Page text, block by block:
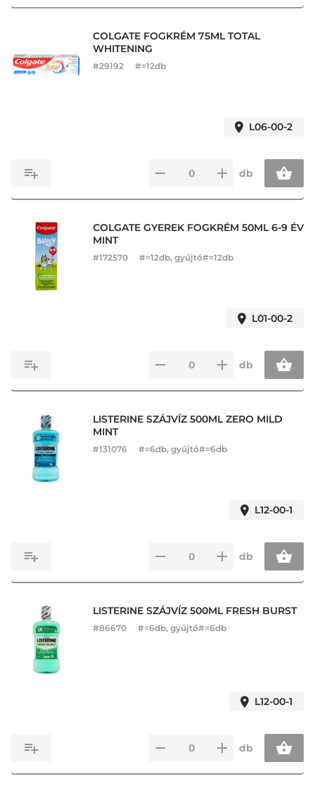
COLGATE FOGKRÉM 75ML TOTAL
WHITENING
#29192 #=12db
L06-00-2
db
COLGATE GYEREK FOGKRÉM 50ML 6-9 ÉV
MINT
#172570 #=12db, gyűjtő#=12db
L01-00-2
db
LISTERINE SZÁJVÍZ 500ML ZERO MILD
MINT
#131076 #=6db, gyűjtő#=6db
L12-00-1
db
LISTERINE SZÁJVÍZ 500ML FRESH BURST
#86670 #=6db, gyűjtő#=6db
L12-00-1
db